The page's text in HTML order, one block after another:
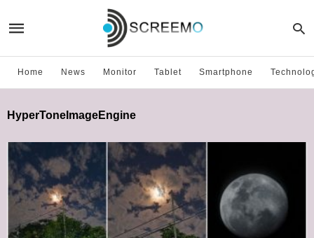
Home News Monitor Tablet Smartphone
HyperToneImageEngine